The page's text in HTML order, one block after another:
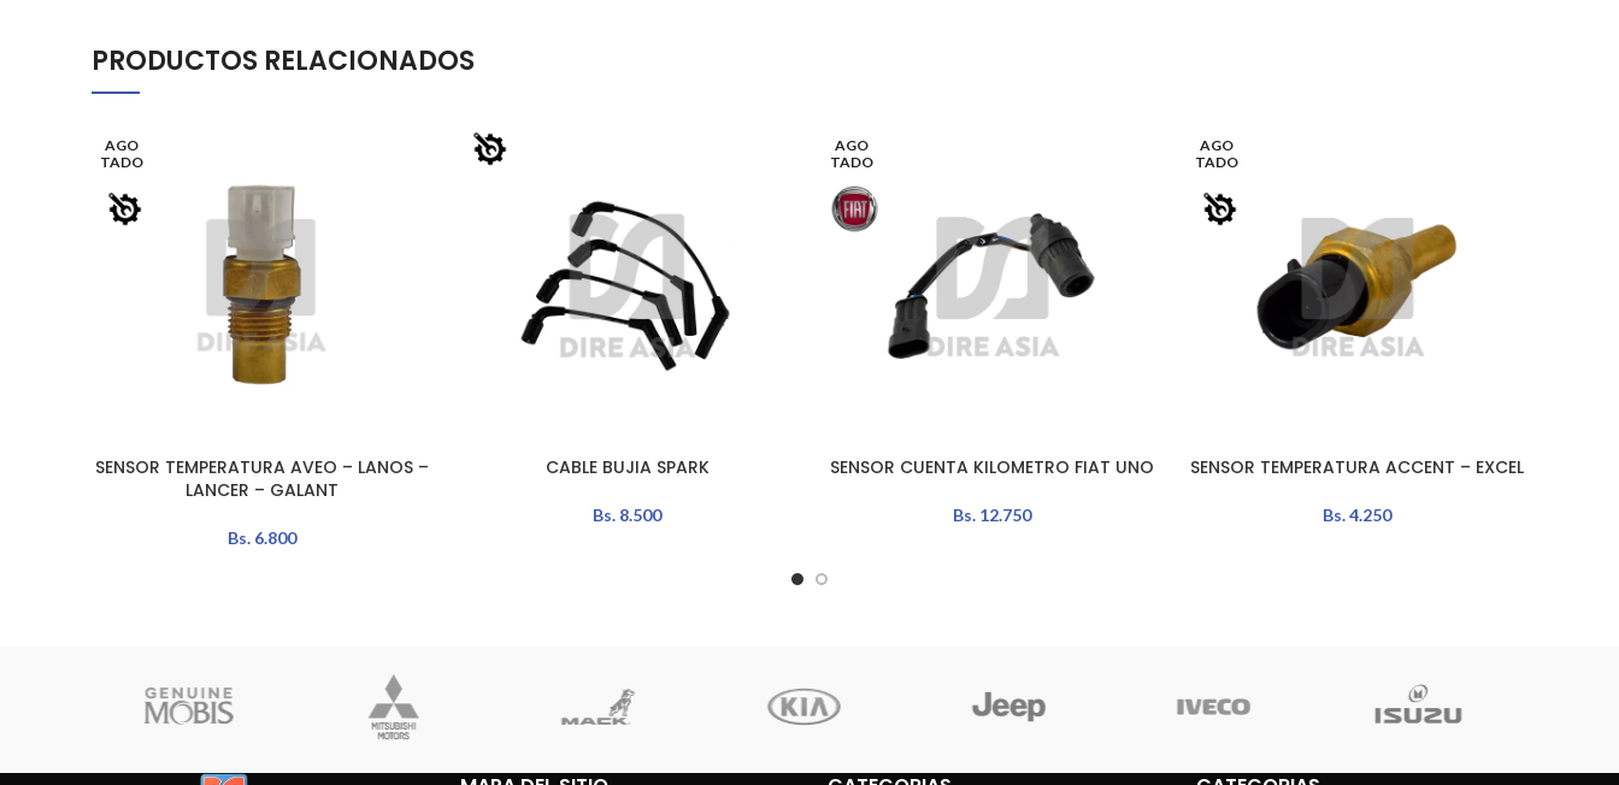
PRODUCTOS RELACIONADOS
AGO
TADO
LEER MÁS
SENSOR TEMPERATURA AVEO – LANOS –
LANCER – GALANT
Bs. 6.800
AÑADIR AL CARRITOCABLE BUJIA SPARK
Bs. 8.500
AGO
TADO
LEER MÁS
SENSOR CUENTA KILOMETRO FIAT UNO
Bs. 12.750
AGO
TADO
LEER MÁS
SENSOR TEMPERATURA ACCENT – EXCEL
Bs.4.250